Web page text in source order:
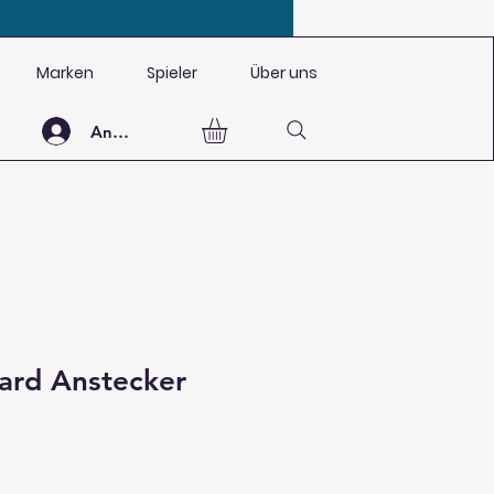
Marken Spieler Über uns
Anmelden
Anstecker